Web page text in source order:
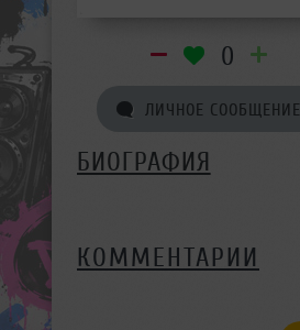
0
ЛИЧНОЕ СООБЩЕНИЕ
БИОГРАФИЯ
КОММЕНТАРИИ